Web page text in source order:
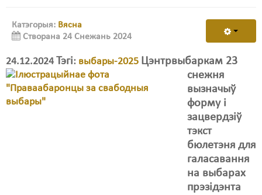
Катэгорыя: Вясна
Створана 24 Снежань 2024
24.12.2024 Тэгі: выбары-2025 Цэнтрвыбаркам 23
снежня
вызначыў
форму і
зацвердзіў
тэкст
бюлетэня для
галасавання
на выбарах
прэзідэнта
Дзяржава
Затрыманьні
Карная псыхіятрыя